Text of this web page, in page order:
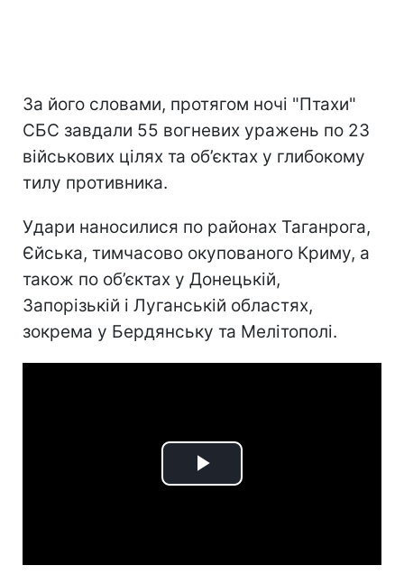
За його словами, протягом ночі "Птахи"
СБС завдали 55 вогневих уражень по 23
військових цілях та об’єктах у глибокому
тилу противника.
Удари наносилися по районах Таганрога,
Єйська, тимчасово окупованого Криму, а
також по об’єктах у Донецькій,
Запорізькій і Луганській областях,
зокрема у Бердянську та Мелітополі.
Play